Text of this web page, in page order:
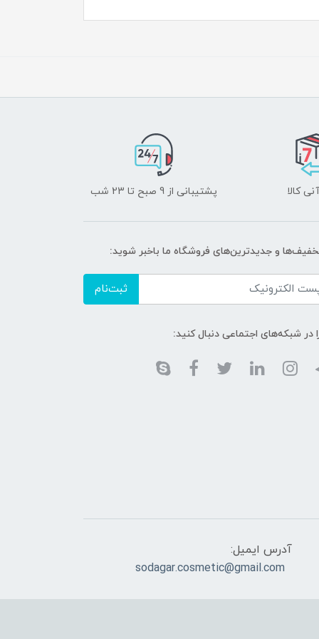
کالا پشتیبانی از 9 صبح تا 23 شب
و جدیدترین‌های فروشگاه ما باخبر شوید:
ثبت‌نام
در شبکه‌های اجتماعی دنبال کنید:
آدرس ایمیل:
sodagar.cosmetic@gmail.com